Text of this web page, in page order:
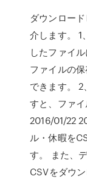
ダウンロー
介します。 1
したファイ
ファイルの
できます。
すと、ファ
2016/01/22
ル・休暇を
す。 また、
CSVをダウ